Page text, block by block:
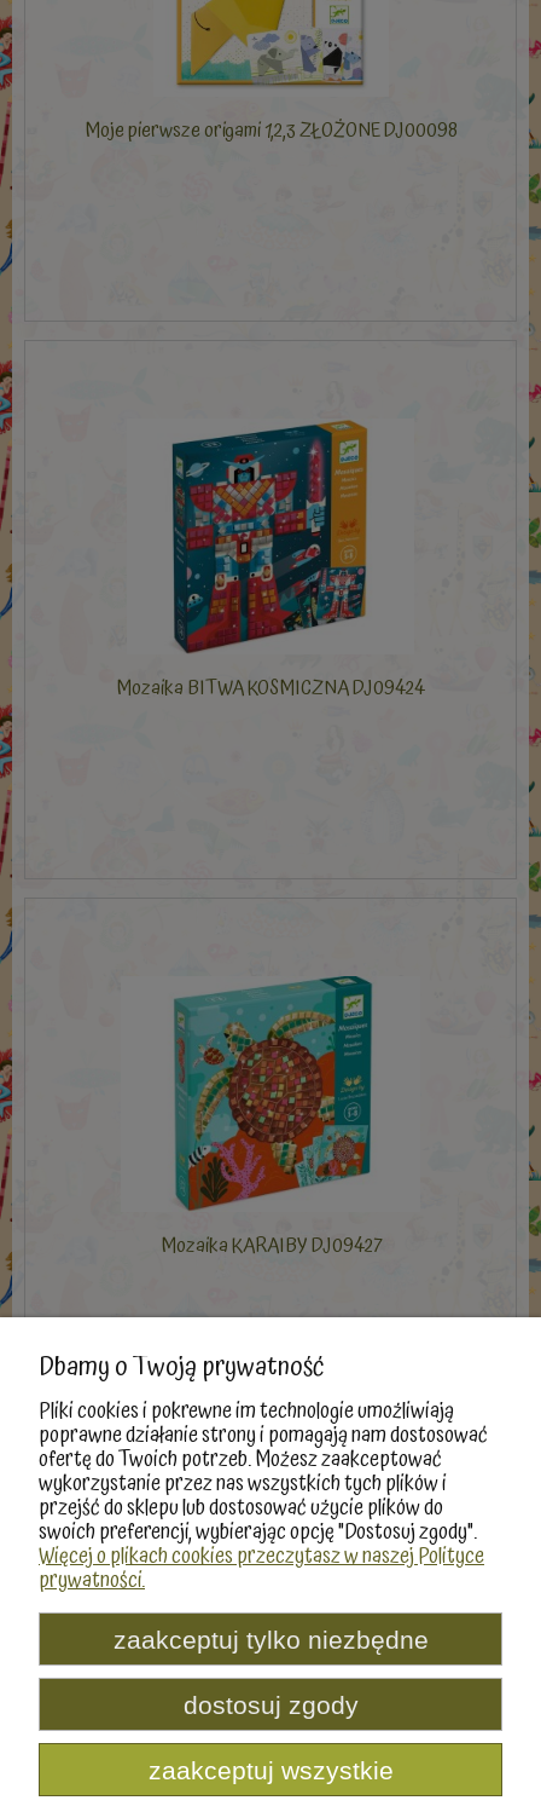
Moje pierwsze origami 1,2,3 ZŁOŻONE DJ00098
Mozaika BITWA KOSMICZNA DJ09424
Mozaika KARAIBY DJ09427
« 1 2 3 4 5 ... 11
Informacje
Produkty
Producenci
Dbamy o Twoją prywatność
Pliki cookies i pokrewne im technologie umożliwiają
poprawne działanie strony i pomagają nam dostosować
ofertę do Twoich potrzeb. Możesz zaakceptować
wykorzystanie przez nas wszystkich tych plików i
przejść do sklepu lub dostosować użycie plików do
swoich preferencji, wybierając opcję "Dostosuj zgody".
Więcej o plikach cookies przeczytasz w naszej Polityce
prywatności.
zaakceptuj tylko niezbędne
dostosuj zgody
zaakceptuj wszystkie